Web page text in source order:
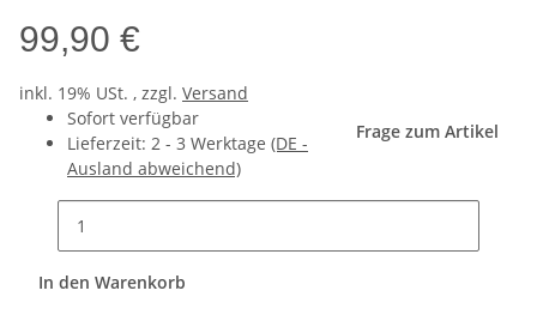
99,90 €
inkl. 19% USt. , zzgl. Versand
Sofort verfügbar
Lieferzeit: 2 - 3 Werktage (DE -
Ausland abweichend)
Frage zum Artikel
In den Warenkorb